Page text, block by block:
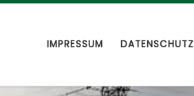
IMPRESSUM DATENSCHUTZ